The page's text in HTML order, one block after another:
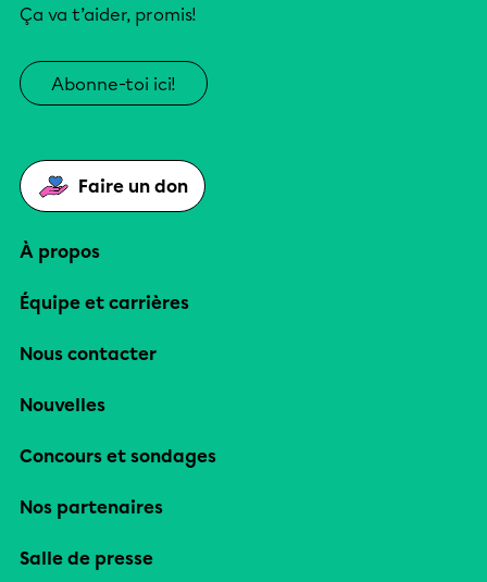
Ça va t’aider, promis!
Abonne-toi ici!
Faire un don
À propos
Équipe et carrières
Nous contacter
Nouvelles
Concours et sondages
Nos partenaires
Salle de presse